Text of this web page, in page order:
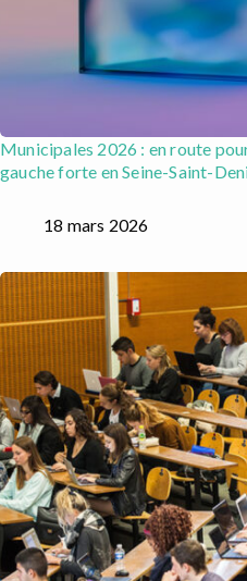
Municipales 2026 : en route
gauche forte en Seine-Saint-
18 mars 2026